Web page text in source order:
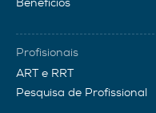
Benefícios
Profisionais
ART e RRT
Pesquisa de Profissional